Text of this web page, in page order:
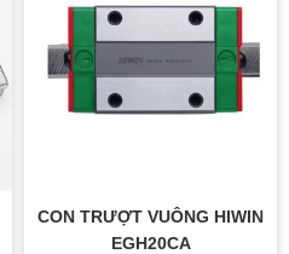
CON TRƯỢT VUÔNG HIWIN
EGH20CA